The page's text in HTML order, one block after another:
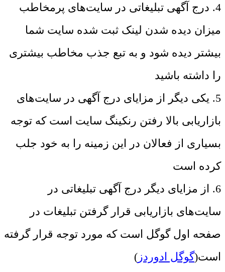
4. درج آگهی تبلیغاتی در سایت‌های پرمخاطب
میزان دیده شدن لینک ثبت شده سایت شما
بیشتر دیده شود و به تبع جذب مخاطب بیشتری
را داشته باشید
5. یکی دیگر از مزایای درج آگهی در سایت‌های
بازاریابی بالا رفتن رنکینگ سایت است که توجه
بسیاری از فعالان در این زمینه را به خود جلب
کرده است
6. از مزایای دیگر درج آگهی تبلیغاتی در
سایت‌های بازاریابی قرار گرفتن تبلیغات در
صفحه اول گوگل است که مورد توجه قرار گرفته
است(گوگل ادوردز )